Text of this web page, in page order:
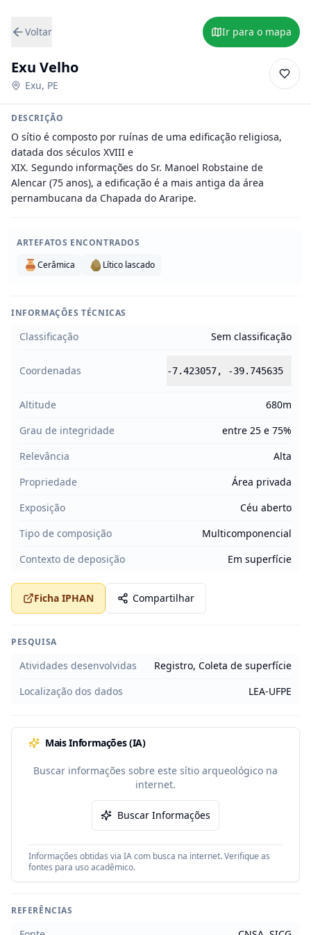
Voltar Ir para o mapa
Exu Velho
Exu, PE
DESCRIÇÃO
O sítio é composto por ruínas de uma edificação religiosa,
datada dos séculos XVIII e
XIX. Segundo informações do Sr. Manoel Robstaine de
Alencar (75 anos), a edificação é a mais antiga da área
pernambucana da Chapada do Araripe.
ARTEFATOS ENCONTRADOS
Cerâmica
Lítico lascado
INFORMAÇÕES TÉCNICAS
Classificação Sem classificação
Coordenadas -7.423057, -39.745635
Altitude
680m
Grau de integridade
entre 25 e 75%
Relevância
Alta
Propriedade
Área privada
Exposição
Céu aberto
Tipo de composição
Multicomponencial
Contexto de deposição
Em superfície
Ficha IPHAN Compartilhar
PESQUISA
Atividades desenvolvidas
Registro, Coleta de superfície
Localização dos dados
LEA-UFPE
Mais Informações (IA)
Buscar informações sobre este sítio arqueológico na
internet.
Buscar Informações
Informações obtidas via IA com busca na internet. Verifique as
fontes para uso acadêmico.
REFERÊNCIAS